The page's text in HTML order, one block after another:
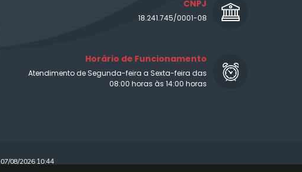
CNPJ
18.241.745/0001-08
Horário de Funcionamento
Atendimento de Segunda-feira a Sexta-feira das
08:00 horas às 14:00 horas
07/08/2026 10:44